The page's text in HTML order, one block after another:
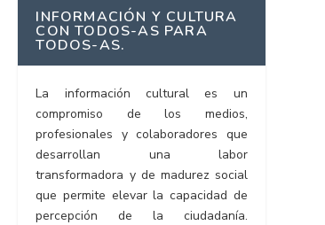
INFORMACIÓN Y CULTURA
CON TODOS-AS PARA
TODOS-AS.
La información cultural es un
compromiso de los medios,
profesionales y colaboradores que
desarrollan una labor
transformadora y de madurez social
que permite elevar la capacidad de
percepción de la ciudadanía.